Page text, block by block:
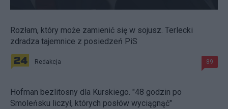
Rozłam, który może zamienić się w sojusz. Terlecki
zdradza tajemnice z posiedzeń PiS
Redakcja 89
Hofman bezlitosny dla Kurskiego. "48 godzin po
Smoleńsku liczył, których posłów wyciągnąć"